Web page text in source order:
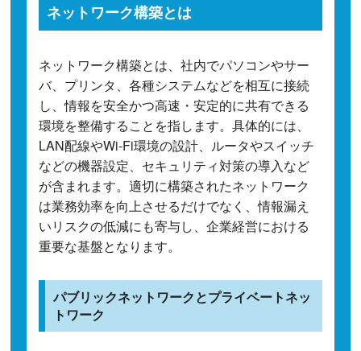
ネットワーク構築とは
ネットワーク構築とは、社内でパソコンやサー
バ、プリンタ、各種システムなどを相互に接続
し、情報を安全かつ高速・安定的に共有できる
環境を整備することを指します。具体的には、
LAN配線やWi-Fi環境の設計、ルータやスイッチ
などの機器設定、セキュリティ対策の導入など
が含まれます。適切に構築されたネットワーク
は業務効率を向上させるだけでなく、情報漏え
いリスクの低減にも寄与し、企業経営における
重要な基盤となります。
パブリックネットワークとプライベートネッ
トワーク